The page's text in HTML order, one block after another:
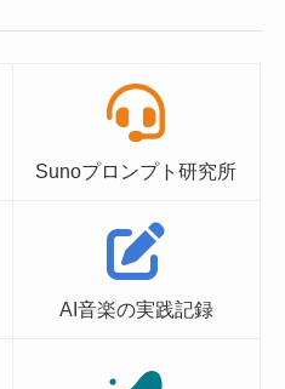
Sunoプロンプト研究所
AI音楽の実践記録